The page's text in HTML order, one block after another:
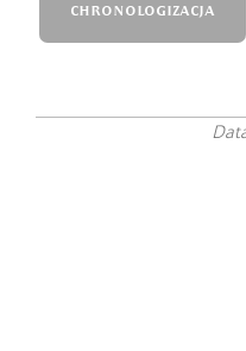
CHRONOLOGIZACJA